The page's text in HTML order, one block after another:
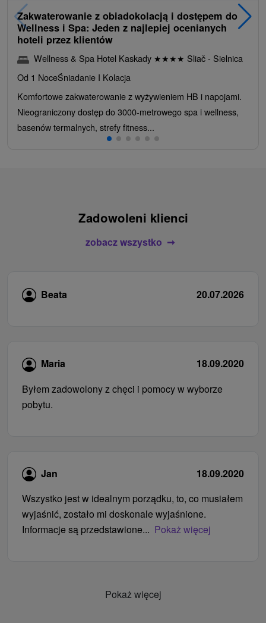
Zakwaterowanie z obiadokolacją i dostępem do
Wellness i Spa: Jeden z najlepiej ocenianych
hoteli przez klientów
Wellness & Spa Hotel Kaskady ★★★★ Sliač - Sielnica
Od 1 NoceŚniadanie I Kolacja
Komfortowe zakwaterowanie z wyżywieniem HB i napojami.
Nieograniczony dostęp do 3000-metrowego spa i wellness,
basenów termalnych, strefy fitness...
Zadowoleni klienci
zobacz wszystko
Beata 20.07.2026
Maria
18.09.2020
Byłem zadowolony z chęci i pomocy w wyborze
pobytu.
Jan
18.09.2020
Wszystko jest w idealnym porządku, to, co musiałem
wyjaśnić, zostało mi doskonale wyjaśnione.
Informacje są przedstawione... Pokaż więcej
Pokaż więcej